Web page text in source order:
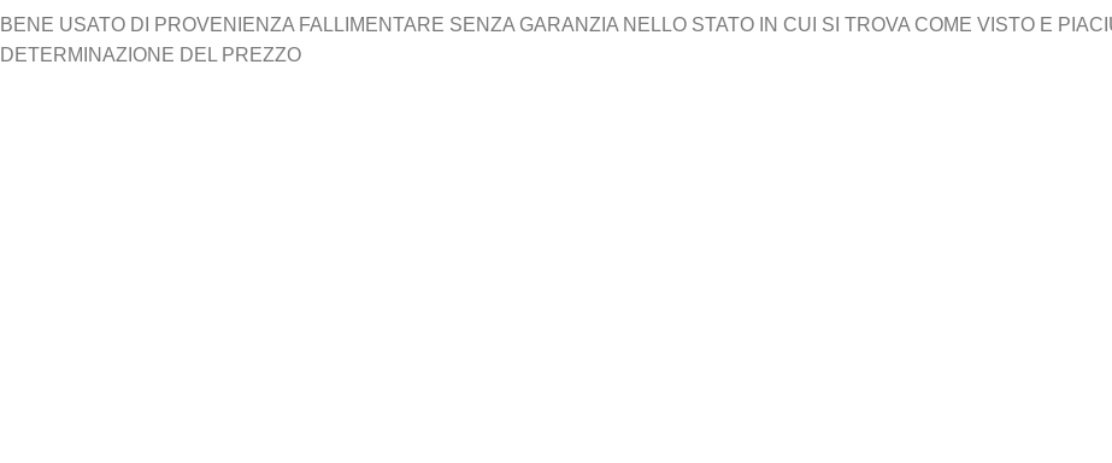
BENE USATO DI PROVENIENZA FALLIMENTARE SENZA GARANZIA NELLO STATO IN CUI SI TROVA COME VISTO E
DETERMINAZIONE DEL PREZZO